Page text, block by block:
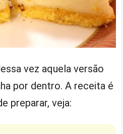
vez aquela versão
por dentro. A receita é
preparar, veja: